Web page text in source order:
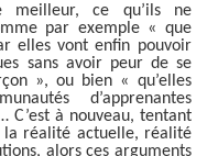
ce qu’ils ne
par exemple « que
elles vont enfin pouvoir
sans avoir peur de se
», ou bien « qu’elles
d’apprenantes
C’est à nouveau, tentant
la réalité actuelle, réalité
alors ces arguments